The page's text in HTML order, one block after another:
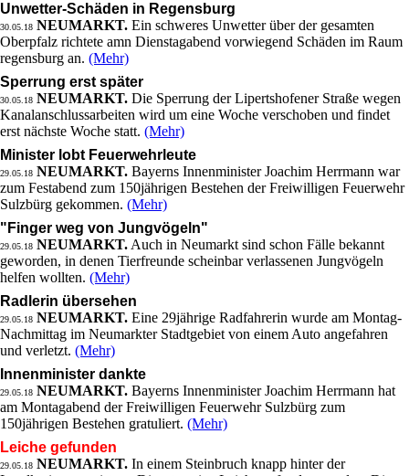
Unwetter-Schäden in Regensburg
30.05.18 NEUMARKT. Ein schweres Unwetter über der gesamten
Oberpfalz richtete amn Dienstagabend vorwiegend Schäden im Raum
regensburg an. (Mehr)
Sperrung erst später
30.05.18 NEUMARKT. Die Sperrung der Lipertshofener Straße wegen
Kanalanschlussarbeiten wird um eine Woche verschoben und findet
erst nächste Woche statt. (Mehr)
Minister lobt Feuerwehrleute
29.05.18 NEUMARKT. Bayerns Innenminister Joachim Herrmann war
zum Festabend zum 150jährigen Bestehen der Freiwilligen Feuerwehr
Sulzbürg gekommen. (Mehr)
"Finger weg von Jungvögeln"
29.05.18 NEUMARKT. Auch in Neumarkt sind schon Fälle bekannt
geworden, in denen Tierfreunde scheinbar verlassenen Jungvögeln
helfen wollten. (Mehr)
Radlerin übersehen
29.05.18 NEUMARKT. Eine 29jährige Radfahrerin wurde am Montag-
Nachmittag im Neumarkter Stadtgebiet von einem Auto angefahren
und verletzt. (Mehr)
Innenminister dankte
29.05.18 NEUMARKT. Bayerns Innenminister Joachim Herrmann hat
am Montagabend der Freiwilligen Feuerwehr Sulzbürg zum
150jährigen Bestehen gratuliert. (Mehr)
Leiche gefunden
29.05.18 NEUMARKT. In einem Steinbruch knapp hinter der